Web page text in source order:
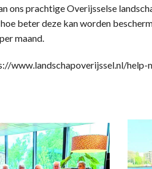
ons prachtige Overijsselse
beter deze kan worden
maand.
www.landschapoverijssel.nl/